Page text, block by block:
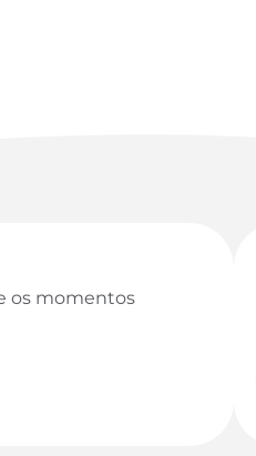
os momentos